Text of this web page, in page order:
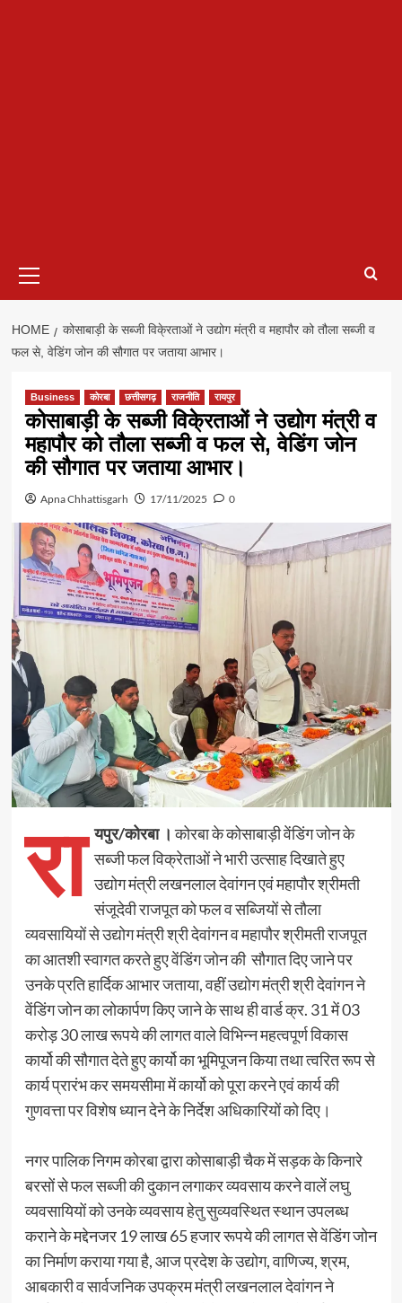
Menu
HOME
कोसाबाड़ी के सब्जी विके्रताओं ने उद्योग मंत्री व महापौर को तौला सब्जी व
फल से, वेडिंग जोन की सौगात पर जताया आभार।
Business कोरबा छत्तीसगढ़ राजनीति रायपुर
कोसाबाड़ी के सब्जी विके्रताओं ने उद्योग मंत्री व
महापौर को तौला सब्जी व फल से, वेडिंग जोन
की सौगात पर जताया आभार।
Apna Chhattisgarh 17/11/2025 0
रा यपुर/कोरबा । कोरबा के कोसाबाड़ी वेंडिंग जोन के
सब्जी फल विक्रेताओं ने भारी उत्साह दिखाते हुए
उद्योग मंत्री लखनलाल देवांगन एवं महापौर श्रीमती
संजूदेवी राजपूत को फल व सब्जियों से तौला
व्यवसायियों से उद्योग मंत्री श्री देवांगन व महापौर श्रीमती राजपूत
का आतशी स्वागत करते हुए वेंडिंग जोन की सौगात दिए जाने पर
उनके प्रति हार्दिक आभार जताया, वहीं उद्योग मंत्री श्री देवांगन ने
वेंडिंग जोन का लोकार्पण किए जाने के साथ ही वार्ड क्र. 31 में 03
करोड़ 30 लाख रूपये की लागत वाले विभिन्न महत्वपूर्ण विकास
कार्यो की सौगात देते हुए कार्यो का भूमिपूजन किया तथा त्वरित रूप से
कार्य प्रारंभ कर समयसीमा में कार्यो को पूरा करने एवं कार्य की
गुणवत्ता पर विशेष ध्यान देने के निर्देश अधिकारियों को दिए।
नगर पालिक निगम कोरबा द्वारा कोसाबाड़ी चैक में सड़क के किनारे
बरसों से फल सब्जी की दुकान लगाकर व्यवसाय करने वालें लघु
व्यवसायियों को उनके व्यवसाय हेतु सुव्यवस्थित स्थान उपलब्ध
कराने के मद्देनजर 19 लाख 65 हजार रूपये की लागत से वेंडिंग जोन
का निर्माण कराया गया है, आज प्रदेश के उद्योग, वाणिज्य, श्रम,
आबकारी व सार्वजनिक उपक्रम मंत्री लखनलाल देवांगन ने